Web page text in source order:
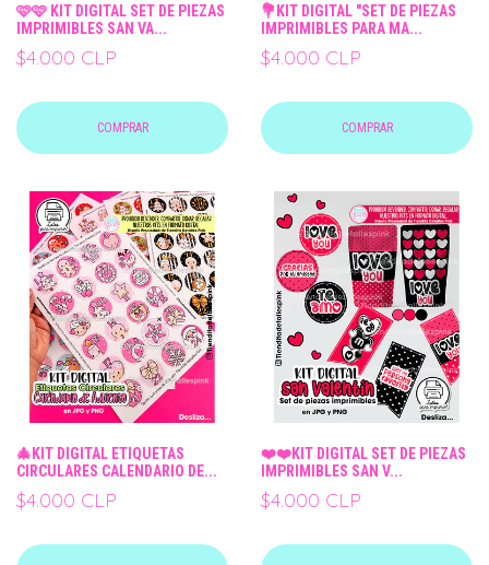
🩷🩷 KIT DIGITAL SET DE PIEZAS
IMPRIMIBLES SAN VA...
$4.000 CLP
COMPRAR
💐KIT DIGITAL "SET DE PIEZAS
IMPRIMIBLES PARA MA...
$4.000 CLP
COMPRAR
🎄KIT DIGITAL ETIQUETAS
CIRCULARES CALENDARIO DE...
$4.000 CLP
❤️❤️KIT DIGITAL SET DE PIEZAS
IMPRIMIBLES SAN V...
$4.000 CLP